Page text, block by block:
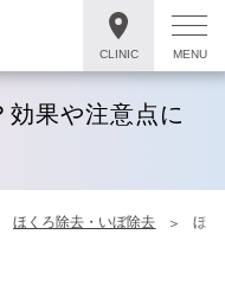
効果や注意点に
ほくろ除去・いぼ除去 ほく
CLINIC MENU